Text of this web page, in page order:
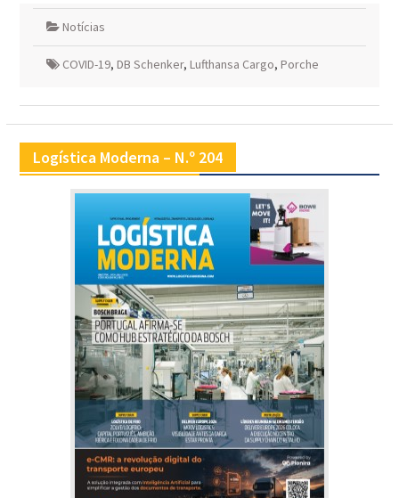
Notícias
COVID-19, DB Schenker, Lufthansa Cargo, Porche
Logística Moderna – N.º 204